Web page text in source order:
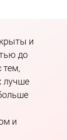
и
до
тем,
лучше
и